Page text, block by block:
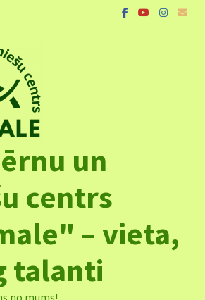
un
centrs
– vieta,
talanti
no mums!